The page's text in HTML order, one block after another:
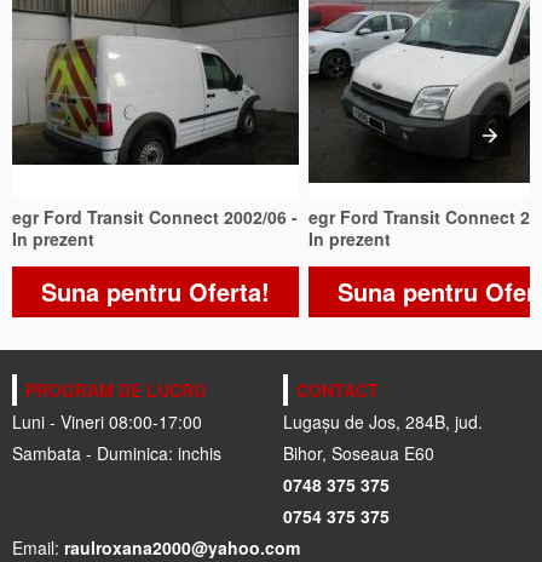
egr Ford Transit Connect 2002/06 -
In prezent
Suna pentru Oferta!
egr Ford Transit Connect
In prezent
Suna pentru
PROGRAM DE LUCRU
Luni - Vineri 08:00-17:00
Sambata - Duminica: inchis
CONTACT
Lugașu de Jos, 284B, jud.
Bihor, Soseaua E60
0748 375 375
0754 375 375
Email: raulroxana2000@yahoo.com